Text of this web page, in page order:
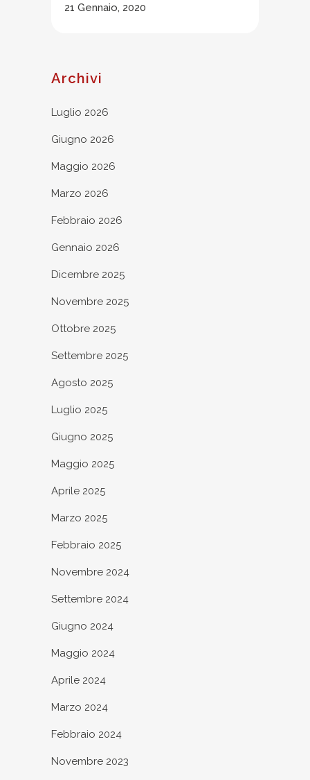
21 Gennaio, 2020
Archivi
Luglio 2026
Giugno 2026
Maggio 2026
Marzo 2026
Febbraio 2026
Gennaio 2026
Dicembre 2025
Novembre 2025
Ottobre 2025
Settembre 2025
Agosto 2025
Luglio 2025
Giugno 2025
Maggio 2025
Aprile 2025
Marzo 2025
Febbraio 2025
Novembre 2024
Settembre 2024
Giugno 2024
Maggio 2024
Aprile 2024
Marzo 2024
Febbraio 2024
Novembre 2023